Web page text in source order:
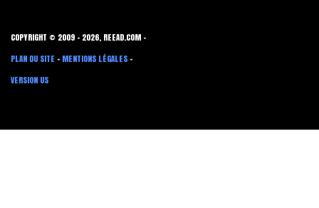
COPYRIGHT © 2009 - 2026, REEAD.COM -
PLAN DU SITE - MENTIONS LÉGALES -
VERSION US